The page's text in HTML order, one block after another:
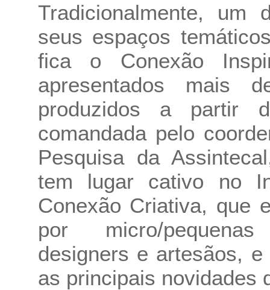
Tradicionalmente, um
seus espaços
fica o Conexão
apresentados mais
produzidos a partir
comandada pelo
Pesquisa da
tem lugar cativo no
Conexão Criativa, que
por micro/
designers e artesãos,
as principais novidades